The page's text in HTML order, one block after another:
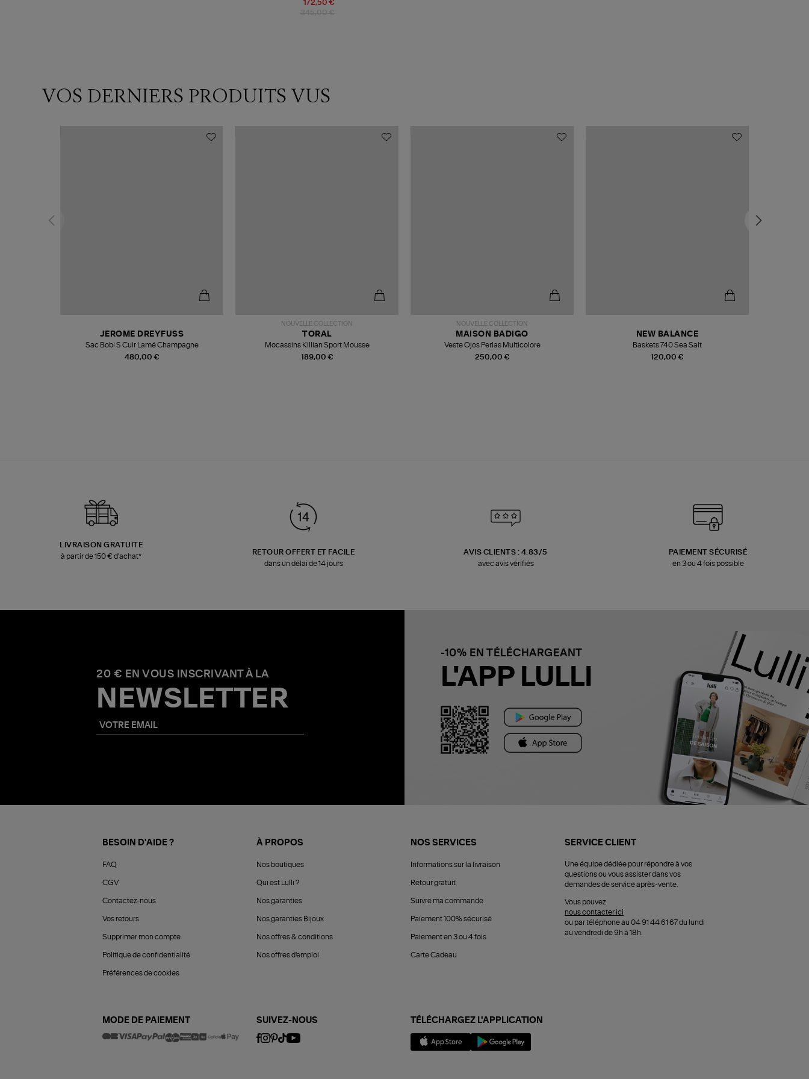
172,50 €
VOS DERNIERS PRODUITS VUS
480,00 €
JEROME DREYFUSS
Sac Bobi S Cuir Lamé Champagne
NOUVELLE COLLECTION
189,00 €
TORAL
Mocassins Killian Sport Mousse
NOUVELLE COLLECTION
250,00 €
MAISON BADIGO
Veste Ojos Perlas Multicolore
120,00 €
NEW BALANCE
Baskets 740 Sea Salt
LIVRAISON GRATUITE
à partir de 150 € d'achat*
RETOUR OFFERT ET FACILE
dans un délai de 14 jours
AVIS CLIENTS : 4.83/5
avec avis vérifiés
PAIEMENT SÉCURISÉ
en 3 ou 4 fois possible
20 € EN VOUS INSCRIVANT À LA
NEWSLETTER
-10% EN TÉLÉCHARGEANT
L'APP LULLI
BESOIN D'AIDE ?
FAQ
CGV
Contactez-nous
Vos retours
Supprimer mon compte
Politique de confidentialité
Préférences de cookies
À PROPOS
Nos boutiques
Qui est Lulli ?
Nos garanties
Nos garanties Bijoux
Nos offres & conditions
Nos offres d'emploi
NOS SERVICES
Informations sur la livraison
Retour gratuit
Suivre ma commande
Paiement 100% sécurisé
Paiement en 3 ou 4 fois
Carte Cadeau
SERVICE CLIENT
Une équipe dédiée pour répondre à vos
questions ou vous assister dans vos
demandes de service après-vente.
Vous pouvez
nous contacter ici
ou par téléphone au 04 91 44 61 67 du lundi
au vendredi de 9h à 18h.
MODE DE PAIEMENT SUIVEZ-NOUS TÉLÉCHARGEZ L'APPLICATION